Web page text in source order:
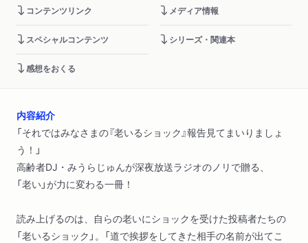
コンテンツリンク メディア情報
スペシャルコンテンツ シリーズ・関連本
感想をおくる
内容紹介
「それではみなさまの『老いるショック』報告見てまいりましょ
う！」
高齢者DJ・みうらじゅんが深夜放送ラジオのノリで贈る、
「老い」が力に変わる一冊！
読み上げるのは、自らの老いにショックを受けた投稿者たちの
「老いるショック」。「道で挨拶をしてきた相手の名前が出てこ